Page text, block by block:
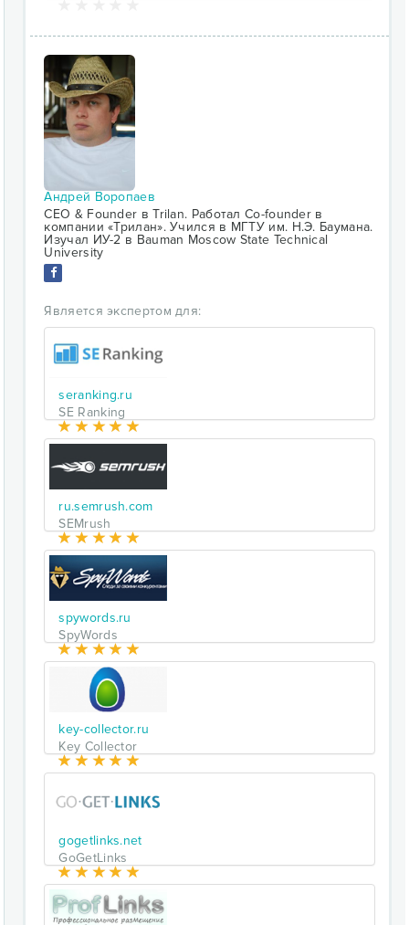
Андрей Воропаев
CEO & Founder в Trilan. Работал Co-founder в
компании «Трилан». Учился в МГТУ им. Н.Э. Баумана.
Изучал ИУ-2 в Bauman Moscow State Technical
University
Является экспертом для:
seranking.ru
SE Ranking
ru.semrush.com
SEMrush
spywords.ru
SpyWords
key-collector.ru
Key Collector
gogetlinks.net
GoGetLinks